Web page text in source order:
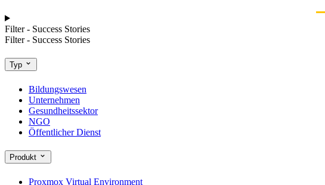
Filter - Success Stories
Filter - Success Stories
Typ
Bildungswesen
Unternehmen
Gesundheitssektor
NGO
Öffentlicher Dienst
Produkt
Proxmox Virtual Environment